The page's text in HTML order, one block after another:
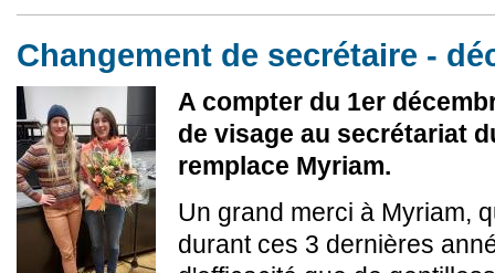
Changement de secrétaire -
A compter du 1er
de visage au secrétariat
remplace Myriam.
Un grand merci à Myriam,
durant ces 3 dernières